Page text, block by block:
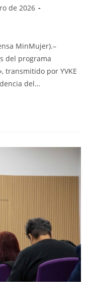
de 2026
MinMujer).–
del programa
transmitido por YVKE
del…